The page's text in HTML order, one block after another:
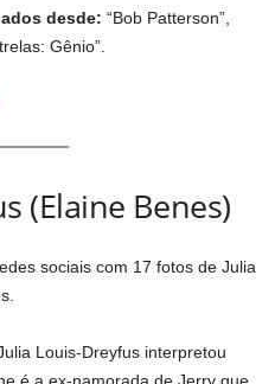
desde: “Bob Patterson”,
Gênio”.
(Elaine Benes)
sociais com 17 fotos de Julia
Louis-Dreyfus interpretou